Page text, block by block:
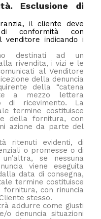
Esclusione di
il cliente deve
conformità con
venditore indicando i
destinati ad un
rivendita, i vizi e le
al Venditore
della denuncia
della “catena
a mezzo lettera
di ricevimento. La
termine costituisce
della fornitura, con
azione da parte del
ritenuti evidenti, di
o promesse o di
se nessuna
viene eseguita
data di consegna,
termine costituisce
con rinuncia
stesso.
addurre come giusti
o denuncia situazioni